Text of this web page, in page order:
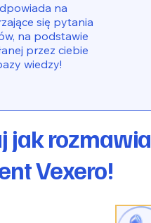
na
się pytania
na podstawie
przez ciebie
wiedzy!
jak rozmawia
Vexero!